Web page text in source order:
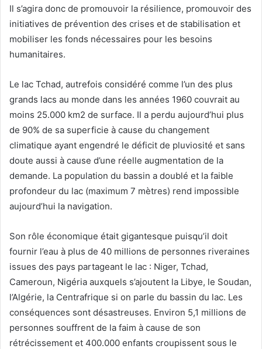
Il s’agira donc de promouvoir la résilience, promouvoir des
initiatives de prévention des crises et de stabilisation et
mobiliser les fonds nécessaires pour les besoins
humanitaires.
Le lac Tchad, autrefois considéré comme l’un des plus
grands lacs au monde dans les années 1960 couvrait au
moins 25.000 km2 de surface. Il a perdu aujourd’hui plus
de 90% de sa superficie à cause du changement
climatique ayant engendré le déficit de pluviosité et sans
doute aussi à cause d’une réelle augmentation de la
demande. La population du bassin a doublé et la faible
profondeur du lac (maximum 7 mètres) rend impossible
aujourd’hui la navigation.
Son rôle économique était gigantesque puisqu’il doit
fournir l’eau à plus de 40 millions de personnes riveraines
issues des pays partageant le lac : Niger, Tchad,
Cameroun, Nigéria auxquels s’ajoutent la Libye, le Soudan,
l’Algérie, la Centrafrique si on parle du bassin du lac. Les
conséquences sont désastreuses. Environ 5,1 millions de
personnes souffrent de la faim à cause de son
rétrécissement et 400.000 enfants croupissent sous le